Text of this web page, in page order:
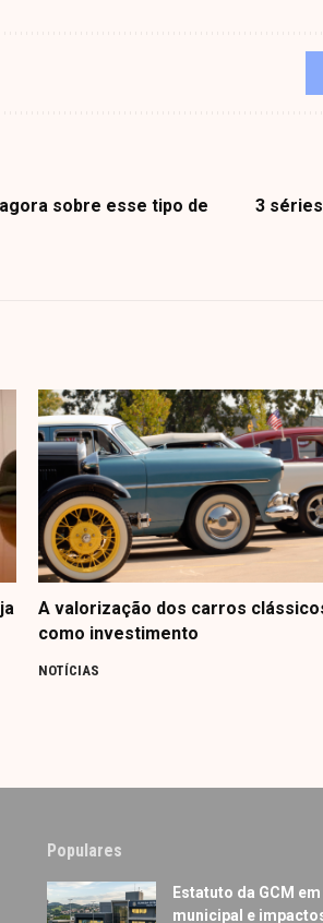
sobre esse tipo de
3
A valorização dos carros
como investimento
NOTÍCIAS
Populares
Estatuto da GCM
municipal e